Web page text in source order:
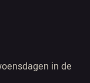
in de